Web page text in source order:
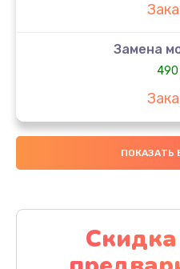
Замена
490
Замена
Замена
ПОКАЗАТЬ